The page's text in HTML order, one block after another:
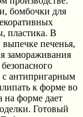
бомбочки для
пластика. В
печенья,
замораживания
с антипригарным
к форме во
на форме дает
Готовый